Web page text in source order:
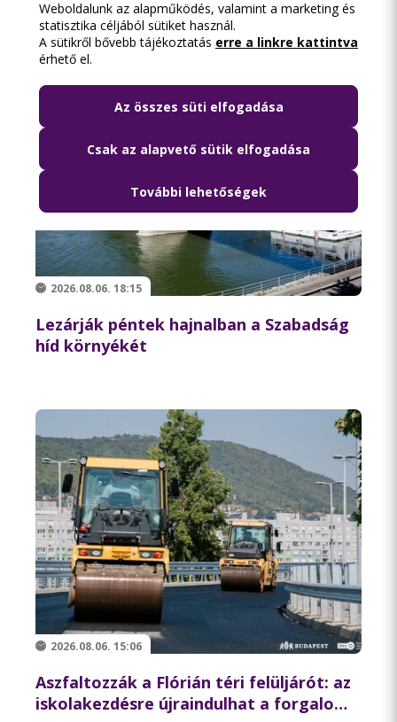
2026.08.06. 18:15
Lezárják péntek hajnalban a Szabadság
híd környékét
2026.08.06. 15:06
Aszfaltozzák a Flórián téri felüljárót: az
iskolakezdésre újraindulhat a forgalom
Weboldalunk az alapműködés, valamint a marketing és
statisztika céljából sütiket használ.
A sütikről bővebb tájékoztatás erre a linkre kattintva
érhető el.
Az összes süti elfogadása
Csak az alapvető sütik elfogadása
További lehetőségek